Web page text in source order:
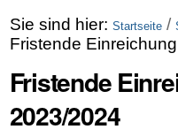
Sie sind hier: Startseite /
Fristende
Fristende
2023/2024